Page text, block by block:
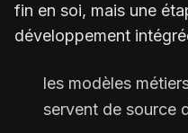
fin en soi, mais une
développement
les modèles
servent de source